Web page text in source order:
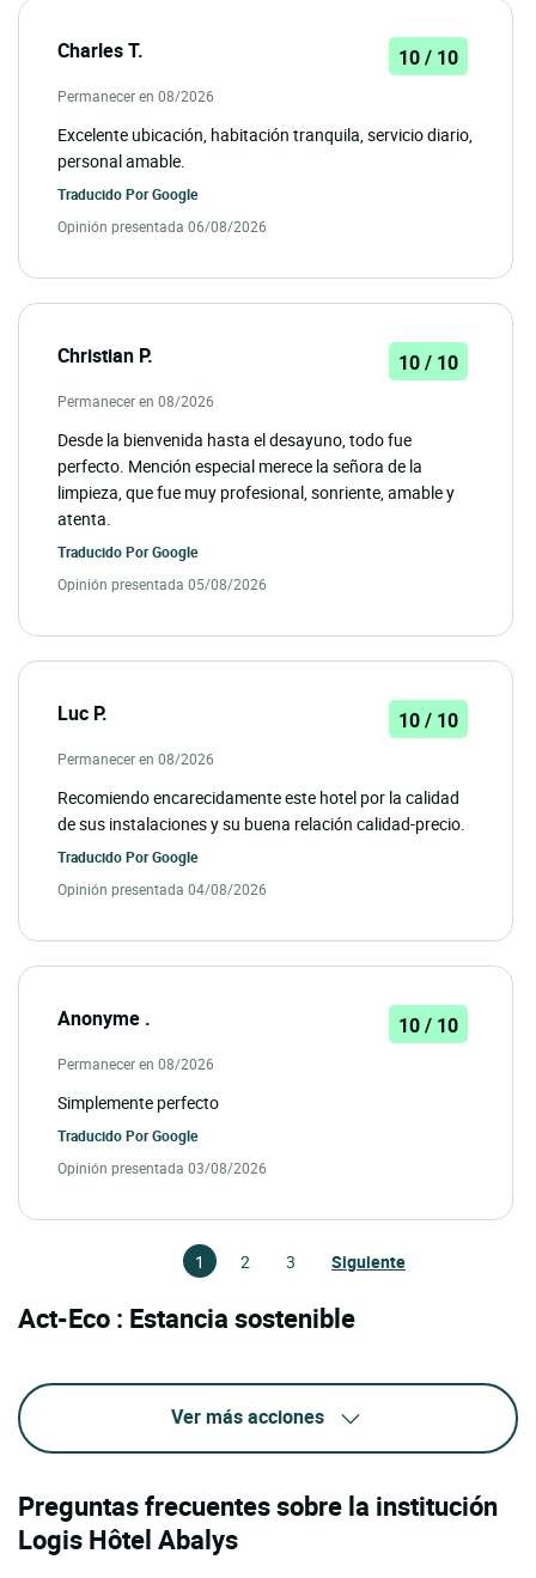
Charles T. 10 / 10
Permanecer en 08/2026
Excelente ubicación, habitación tranquila, servicio diario,
personal amable.
Traducido PorGoogle
Opinión presentada 06/08/2026
Christian P. 10 / 10
Permanecer en 08/2026
Desde la bienvenida hasta el desayuno, todo fue
perfecto. Mención especial merece la señora de la
limpieza, que fue muy profesional, sonriente, amable y
atenta.
Traducido PorGoogle
Opinión presentada 05/08/2026
Luc P. 10 / 10
Permanecer en 08/2026
Recomiendo encarecidamente este hotel por la calidad
de sus instalaciones y su buena relación calidad-precio.
Traducido PorGoogle
Opinión presentada 04/08/2026
Anonyme . 10 / 10
Permanecer en 08/2026
Simplemente perfecto
Traducido PorGoogle
Opinión presentada 03/08/2026
1 2 3 Siguiente
Act-Eco : Estancia sostenible
Ver más acciones
Preguntas frecuentes sobre la institución
Logis Hôtel Abalys